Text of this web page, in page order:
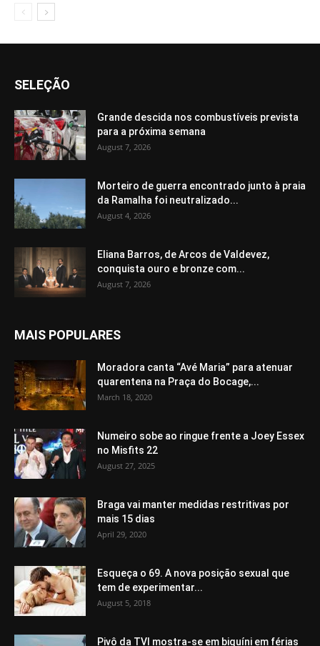
SELEÇÃO
Grande descida nos combustíveis prevista
para a próxima semana
August 7, 2026
Morteiro de guerra encontrado junto à praia
da Ramalha foi neutralizado...
August 4, 2026
Eliana Barros, de Arcos de Valdevez,
conquista ouro e bronze com...
August 7, 2026
MAIS POPULARES
Moradora canta “Avé Maria” para atenuar
quarentena na Praça do Bocage,...
March 18, 2020
Numeiro sobe ao ringue frente a Joey Essex
no Misfits 22
August 27, 2025
Braga vai manter medidas restritivas por
mais 15 dias
April 29, 2020
Esqueça o 69. A nova posição sexual que
tem de experimentar...
August 5, 2018
Pivô da TVI mostra-se em biquíni em férias